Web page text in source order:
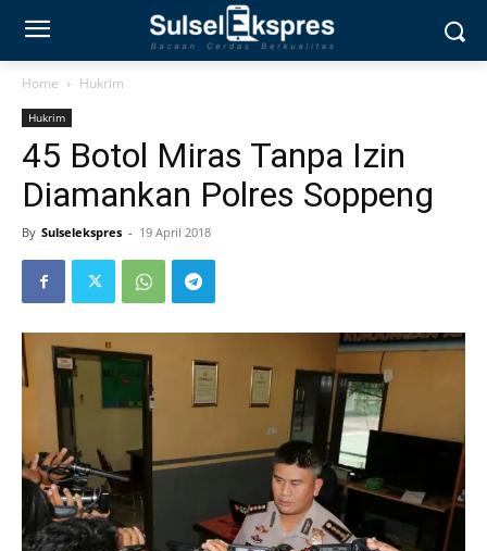
Home Hukrim
Hukrim
45 Botol Miras Tanpa Izin
Diamankan Polres Soppeng
By Sulselekspres - 19 April 2018